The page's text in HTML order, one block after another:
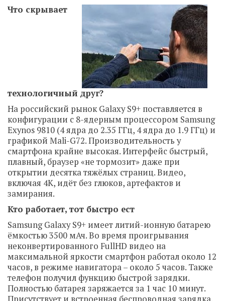
Что скрывает
технологичный друг?
На российский рынок Galaxy S9+ поставляется в
конфигурации с 8-ядерным процессором Samsung
Exynos 9810 (4 ядра до 2.35 ГГц, 4 ядра до 1.9 ГГц) и
графикой Mali-G72. Производительность у
смартфона крайне высокая. Интерфейс быстрый,
плавный, браузер «не тормозит» даже при
открытии десятка тяжёлых страниц. Видео,
включая 4K, идёт без глюков, артефактов и
замирания.
Кто работает, тот быстро ест
Samsung Galaxy S9+ имеет литий-ионную батарею
ёмкостью 3500 мАч. Во время проигрывания
неконвертированного FullHD видео на
максимальной яркости смартфон работал около 12
часов, в режиме навигатора – около 5 часов. Также
телефон получил функцию быстрой зарядки.
Полностью батарея заряжается за 1 час 10 минут.